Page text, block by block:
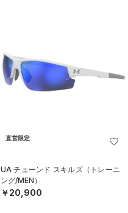
直営限定
UA チューンド スキルズ（トレーニ
ング/MEN）
￥20,900